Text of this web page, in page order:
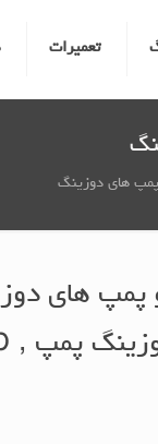
تعمیرات
پمپ های دوزینگ
پمپ های